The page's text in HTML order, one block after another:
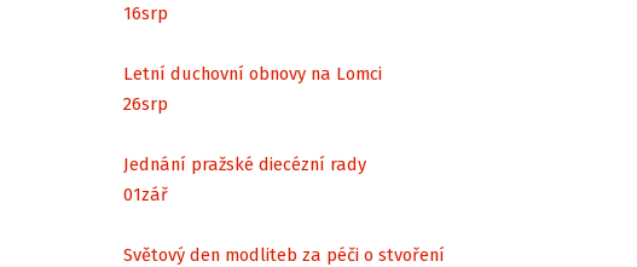
16srp
Letní duchovní obnovy na Lomci
26srp
Jednání pražské diecézní rady
01zář
Světový den modliteb za péči o stvoření